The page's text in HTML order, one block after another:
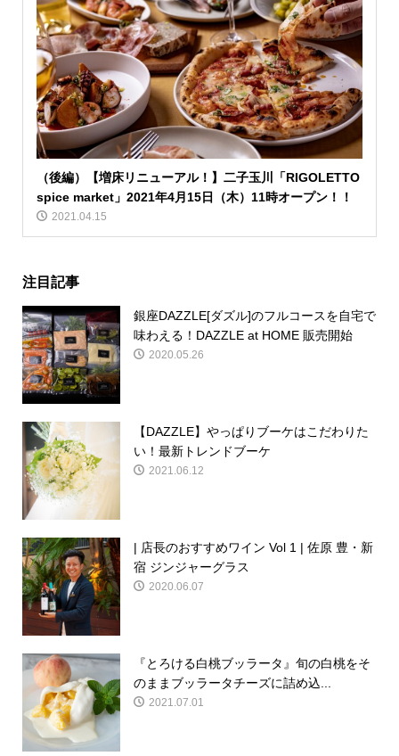
（後編）【増床リニューアル！】二子玉川「RIGOLETTO
spice market」2021年4月15日（木）11時オープン！！
2021.04.15
注目記事
銀座DAZZLE[ダズル]のフルコースを自宅で
味わえる！DAZZLE at HOME 販売開始
2020.05.26
【DAZZLE】やっぱりブーケはこだわりた
い！最新トレンドブーケ
2021.06.12
| 店長のおすすめワイン Vol 1 | 佐原 豊・新
宿 ジンジャーグラス
2020.06.07
『とろける白桃ブッラータ』旬の白桃をそ
のままブッラータチーズに詰め込...
2021.07.01